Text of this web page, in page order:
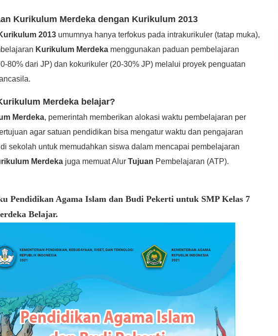
Kurikulum Merdeka dengan Kurikulum 2013
2013 umumnya hanya terfokus pada intrakurikuler (tatap muka),
Kurikulum Merdeka menggunakan paduan pembelajaran
80% dari JP) dan kokurikuler (20-30% JP) melalui proyek penguatan
Merdeka belajar?
Merdeka, pemerintah memberikan alokasi waktu pembelajaran per
agar satuan pendidikan bisa mengatur waktu dan pengajaran
sekolah untuk memudahkan siswa dalam mencapai pembelajaran
Merdeka juga memuat Alur Tujuan Pembelajaran (ATP).
Pendidikan Agama Islam dan Budi Pekerti untuk SMP Kelas 7
Belajar.